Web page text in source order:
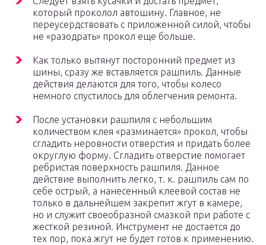
который проколол автошину. Главное, не
переусердствовать с приложенной силой, чтобы
не «разодрать» прокол еще больше.
Как только вытянут посторонний предмет из
шины, сразу же вставляется рашпиль. Данные
действия делаются для того, чтобы колесо
немного спустилось для облегчения ремонта.
После установки рашпиля с небольшим
количеством клея «разминается» прокол, чтобы
сгладить неровности отверстия и придать более
округлую форму. Сгладить отверстие помогает
ребристая поверхность рашпиля. Данное
действие выполнить легко, т. к. рашпиль сам по
себе острый, а нанесенный клеевой состав не
только в дальнейшем закрепит жгут в камере,
но и служит своеобразной смазкой при работе с
жесткой резиной. Инструмент не достается до
тех пор, пока жгут не будет готов к применению.